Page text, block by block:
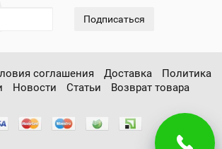
Подписаться
соглашения Доставка
Политика
Новости Статьи Возврат товара